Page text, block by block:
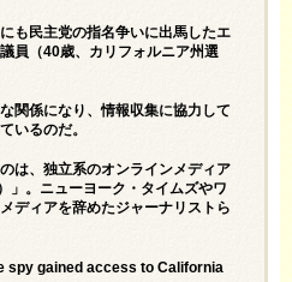
も民主党の指名争いに出馬したエ
員（40歳、カリフォルニア州選
関係になり、情報収集に協力して
いるのだ。
は、独立系のオンラインメディア
」。ニューヨーク・タイムズやワ
ディアを辞めたジャーナリストら
spy gained access to California